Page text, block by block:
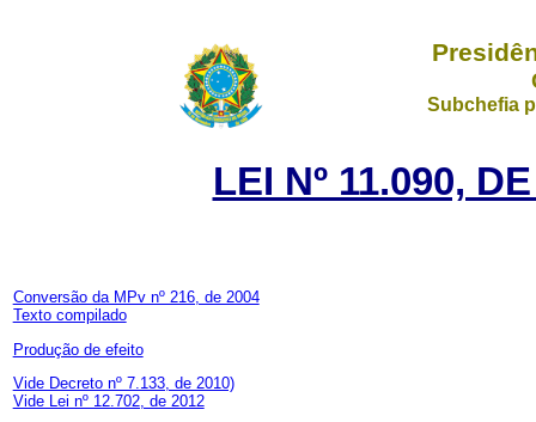
Subchefia
LEI Nº 11.090,
Conversão da MPv nº 216, de 2004
Texto compilado
Produção de efeito
Vide Decreto nº 7.133, de 2010)
Vide Lei nº 12.702, de 2012